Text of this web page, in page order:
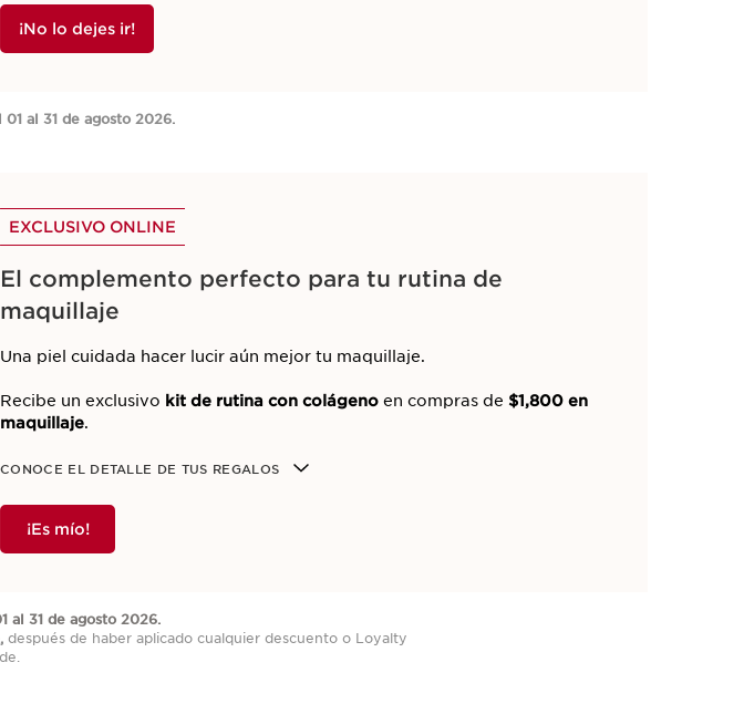
¡No lo dejes ir!
01 al 31 de agosto 2026.
EXCLUSIVO ONLINE
El complemento perfecto para tu rutina de
maquillaje
Una piel cuidada hacer lucir aún mejor tu maquillaje.
Recibe un exclusivo kit de rutina con colágeno en compras de $1,800 en
maquillaje.
CONOCE EL DETALLE DE TUS REGALOS
¡Es mío!
al 31 de agosto 2026.
después de haber aplicado cualquier descuento o Loyalty